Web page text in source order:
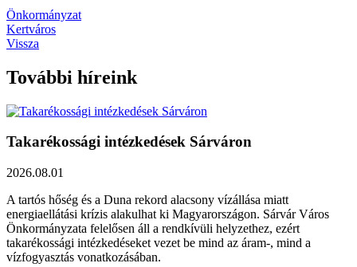
Önkormányzat
Kertváros
Vissza
További híreink
Takarékossági intézkedések Sárváron
2026.08.01
A tartós hőség és a Duna rekord alacsony vízállása miatt
energiaellátási krízis alakulhat ki Magyarországon. Sárvár Város
Önkormányzata felelősen áll a rendkívüli helyzethez, ezért
takarékossági intézkedéseket vezet be mind az áram-, mind a
vízfogyasztás vonatkozásában.